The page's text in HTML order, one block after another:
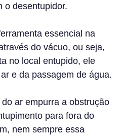
o desentupidor.
essencial na
do vácuo, ou seja,
no local entupido, ele
e da passagem de água.
ar empurra a obstrução
para fora do
nem sempre essa